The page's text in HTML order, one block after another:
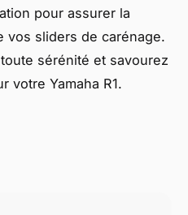
pour assurer la
vos sliders de carénage.
sérénité et savourez
votre Yamaha R1.